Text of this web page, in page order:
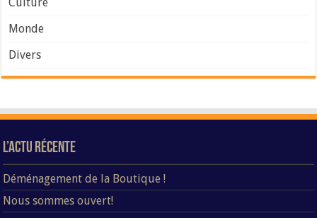
Monde
Divers
L’Actu Récente
Déménagement de la Boutique !
Nous sommes ouvert!